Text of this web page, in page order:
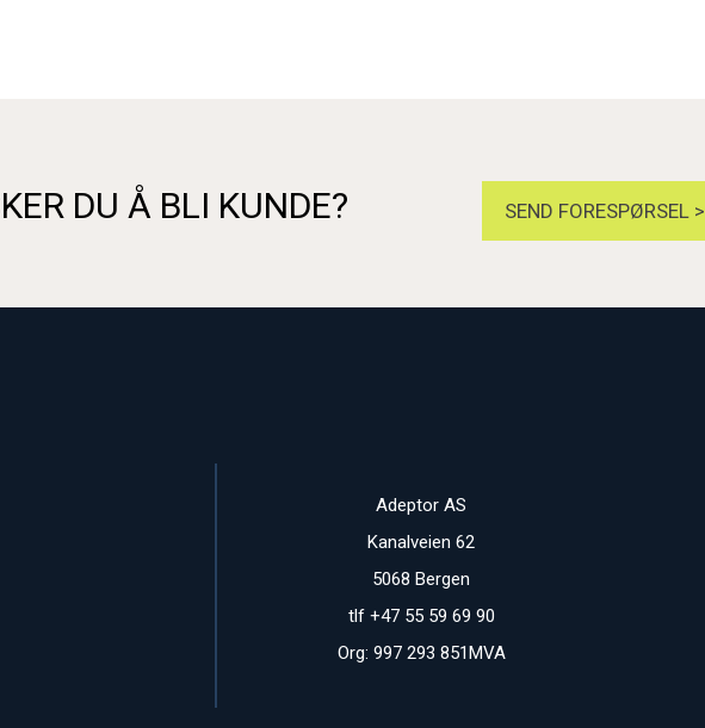
DU Å BLI KUNDE? SEND FORESPØRSEL >
Adeptor AS
Kanalveien 62
5068 Bergen
tlf +47 55 59 69 90
Org: 997 293 851MVA